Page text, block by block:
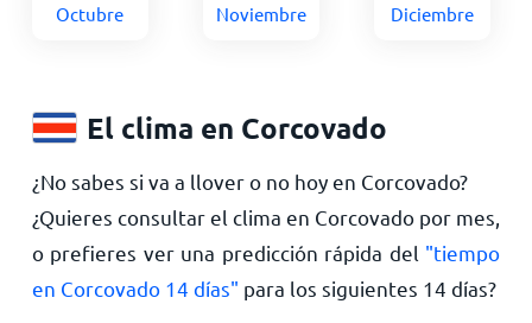
Octubre Noviembre Diciembre
El clima en Corcovado
¿No sabes si va a llover o no hoy en Corcovado?
¿Quieres consultar el clima en Corcovado por mes,
o prefieres ver una predicción rápida del "tiempo
en Corcovado 14 días" para los siguientes 14 días?